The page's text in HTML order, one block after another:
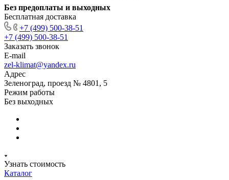
Без предоплаты и выходных
Бесплатная доставка
+7 (499) 500-38-51
+7 (499) 500-38-51
Заказать звонок
E-mail
zel-klimat@yandex.ru
Адрес
Зеленоград, проезд № 4801, 5
Режим работы
Без выходных
Узнать стоимость
Каталог